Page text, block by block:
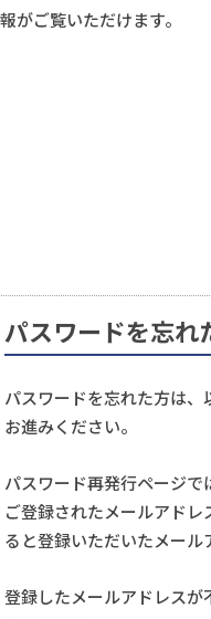
がご覧いただけます。
パスワードを忘れ
パスワードを忘れた方は
お進みください。
パスワード再発行ページで
ご登録されたメールアド
ると登録いただいたメール
登録したメールアドレス